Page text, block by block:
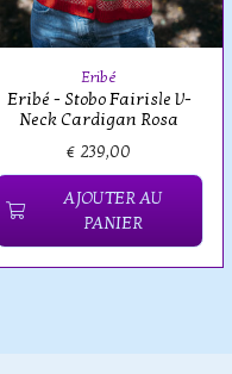
Eribé
Eribé - Stobo Fairisle V-
Neck Cardigan Rosa
€ 239,00
AJOUTER AU
PANIER